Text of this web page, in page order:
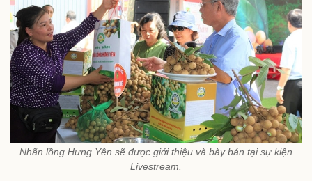
Nhãn lồng Hưng Yên sẽ được giới thiệu và bày bán tại sự kiện
Livestream.